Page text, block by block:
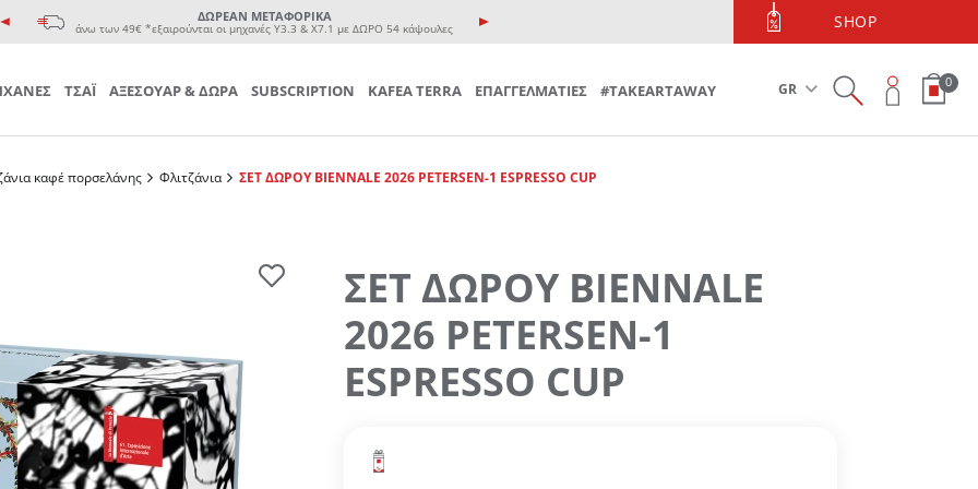
ΔΩΡΕΑΝ ΜΕΤΑΦΟΡΙΚΑ
άνω των 49€ *εξαιρούνται οι μηχανές Υ3.3 & Χ7.1 με ΔΩΡΟ 54 κάψουλες
ΤΗΛΕΦΩΝΙΚΕΣ ΠΑΡΑΓΓΕΛΙΕΣ
Τηλεφωνικές Παραγγελίες 213 090 5600SHOP
ΤΣΑΪ ΑΞΕΣΟΥΑΡ & ΔΩΡΑ SUBSCRIPTION KAFEA TERRA ΕΠΑΓΓΕΛΜΑΤΙΕΣ #TAKEARTAWAY GR 0
καφέ πορσελάνης Φλιτζάνια ΣΕΤ ΔΩΡΟΥ BIENNALE 2026 PETERSEN-1 ESPRESSO CUP
ΣΕΤ ΔΩΡΟΥ BIENNALE
2026 PETERSEN-1
ESPRESSO CUP